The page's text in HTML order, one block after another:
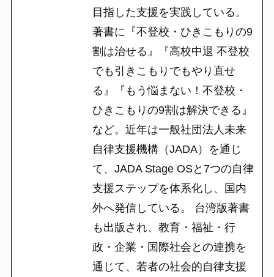
目指した支援を実践している。
著書に『不登校・ひきこもりの9
割は治せる』『高校中退 不登校
でも引きこもりでもやり直せ
る』『もう悩まない！不登校・
ひきこもりの9割は解決できる』
など。近年は一般社団法人未来
自律支援機構（JADA）を通じ
て、JADA Stage OSと7つの自律
支援ステップを体系化し、国内
外へ発信している。 台湾版著書
も出版され、教育・福祉・行
政・企業・国際社会との連携を
通じて、若者の社会的自律支援